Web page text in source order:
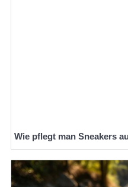
Wie pflegt man Sneakers